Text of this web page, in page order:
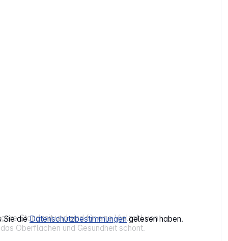
Sie dieDatenschutzbestimmungengelesen haben.
Standzeit und sind für eine Vielzahl von
Oberflächen und Gesundheit schont.